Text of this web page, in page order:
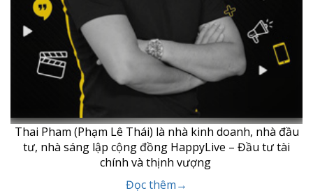
Thai Pham (Phạm Lê Thái) là nhà kinh doanh, nhà đầu
tư, nhà sáng lập cộng đồng HappyLive – Đầu tư tài
chính và thịnh vượng
Đọc thêm→